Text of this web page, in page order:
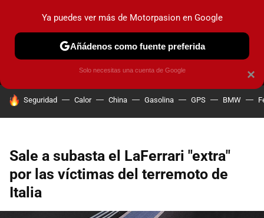
MENÚ NUEVO
COCHES ELÉCTRICOS OBSERVATORIO
HOY SE HABLA DE
Seguridad Calor China Gasolina GPS BMW
Sale a subasta el LaFerrari "extra"
por las víctimas del terremoto de
Italia
×
Ya puedes ver más de Motorpasion en Google
Añádenos como fuente preferida
Solo necesitas una cuenta de Google